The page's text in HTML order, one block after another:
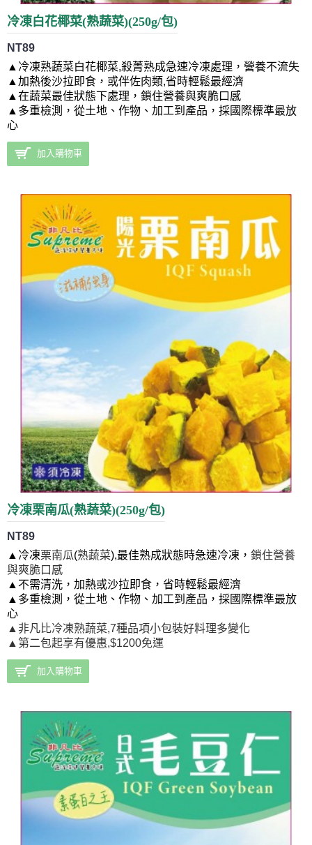
冷凍白花椰菜(熟蔬菜)(250g/包)
NT89
▲ 冷凍熟蔬菜白花椰菜,殺菁熟成急速冷凍處理，營養不流失
▲加熱後沙拉即食，或伴佐肉類,省時輕鬆最經濟
▲在蔬菜最佳狀態下處理，鎖住營養與爽脆口感
▲多重檢測，從土地、作物、加工到產品，採國際標準最放
心
加入購物車
冷凍栗南瓜(熟蔬菜)(250g/包)
NT89
▲ 冷凍栗南瓜(熟蔬菜),最佳熟成狀態時急速冷凍 ， 鎖住營養
與爽脆口感
▲不需清洗，加熱或沙拉即食，省時輕鬆最經濟
▲多重檢測，從土地、作物、加工到產品，採國際標準最放
心
▲非凡比冷凍熟蔬菜,7種品項小包裝好料理多變化
▲第二包起享有優惠,$1200免運
加入購物車